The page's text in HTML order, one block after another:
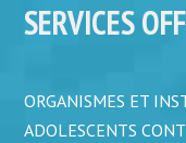
SERVICES
ORGANISMES ET
ADOLESCENTS